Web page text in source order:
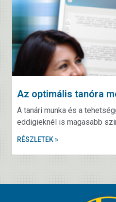
Az optimális tanóra
A tanári munka és a
eddigieknél is magasabb
RÉSZLETEK »